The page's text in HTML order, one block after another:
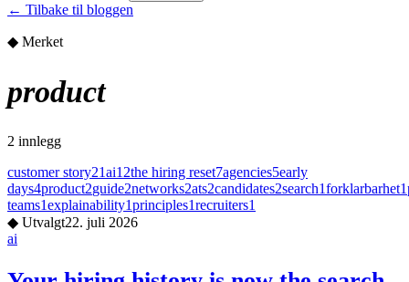
← Tilbake til bloggen
◆ Merket
product
2 innlegg
customer story21ai12the hiring reset7agencies5early
days4product2guide2networks2ats2candidates2search1forklarbarhet1
teams1explainability1principles1recruiters1
◆ Utvalgt22. juli 2026
ai